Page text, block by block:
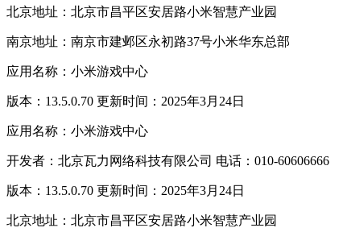
北京地址：北京市昌平区安居路小米智慧产业园
南京地址：南京市建邺区永初路37号小米华东总部
应用名称：小米游戏中心
版本：13.5.0.70 更新时间：2025年3月24日
应用名称：小米游戏中心
开发者：北京瓦力网络科技有限公司 电话：010-60606666
版本：13.5.0.70 更新时间：2025年3月24日
北京地址：北京市昌平区安居路小米智慧产业园